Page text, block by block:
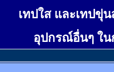
เทปใส และเทปขุ่
อุปกรณ์อื่นๆ ใ